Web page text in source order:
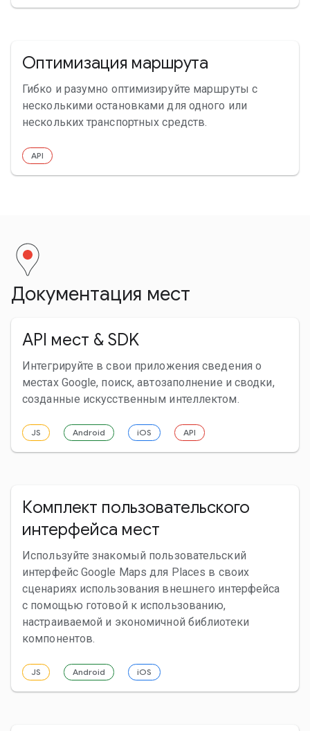
Оптимизация маршрута
Гибко и разумно оптимизируйте маршруты с
несколькими остановками для одного или
нескольких транспортных средств.
API
Документация мест
API мест & SDK
Интегрируйте в свои приложения сведения о
местах Google, поиск, автозаполнение и сводки,
созданные искусственным интеллектом.
JS Android iOS API
Комплект пользовательского
интерфейса мест
Используйте знакомый пользовательский
интерфейс Google Maps для Places в своих
сценариях использования внешнего интерфейса
с помощью готовой к использованию,
настраиваемой и экономичной библиотеки
компонентов.
JS Android iOS